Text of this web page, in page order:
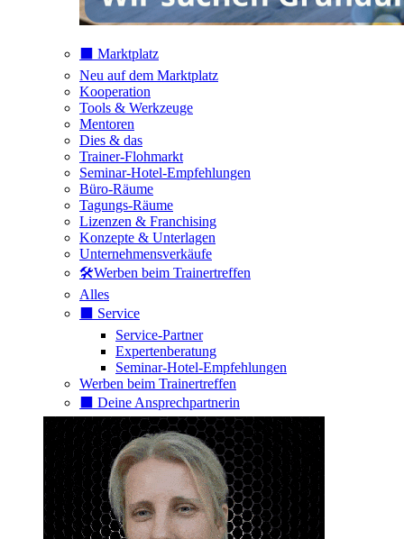
⬛️ Marktplatz
Neu auf dem Marktplatz
Kooperation
Tools & Werkzeuge
Mentoren
Dies & das
Trainer-Flohmarkt
Seminar-Hotel-Empfehlungen
Büro-Räume
Tagungs-Räume
Lizenzen & Franchising
Konzepte & Unterlagen
Unternehmensverkäufe
🛠️Werben beim Trainertreffen
Alles
⬛️ Service
Service-Partner
Expertenberatung
Seminar-Hotel-Empfehlungen
Werben beim Trainertreffen
⬛️ Deine Ansprechpartnerin